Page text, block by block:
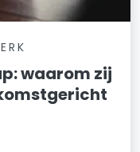
waarom zij